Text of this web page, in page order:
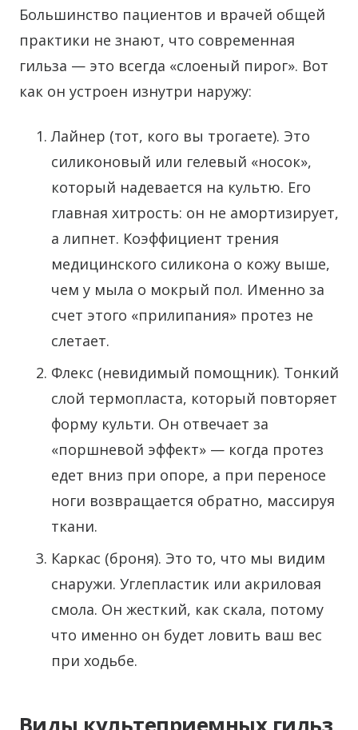
Большинство пациентов и врачей общей
практики не знают, что современная
гильза — это всегда «слоеный пирог». Вот
как он устроен изнутри наружу:
Лайнер (тот, кого вы трогаете). Это
силиконовый или гелевый «носок»,
который надевается на культю. Его
главная хитрость: он не амортизирует,
а липнет. Коэффициент трения
медицинского силикона о кожу выше,
чем у мыла о мокрый пол. Именно за
счет этого «прилипания» протез не
слетает.
Флекс (невидимый помощник). Тонкий
слой термопласта, который повторяет
форму культи. Он отвечает за
«поршневой эффект» — когда протез
едет вниз при опоре, а при переносе
ноги возвращается обратно, массируя
ткани.
Каркас (броня). Это то, что мы видим
снаружи. Углепластик или акриловая
смола. Он жесткий, как скала, потому
что именно он будет ловить ваш вес
при ходьбе.